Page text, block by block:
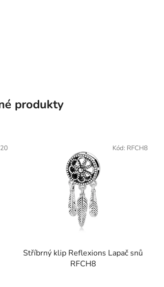
produkty
Stříbrný klip Reflexions Lapač snů
RFCH8
Kód: RFCH8